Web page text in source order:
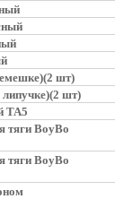
шт)
шт)
ТА5
тяги BoyBo
тяги BoyBo